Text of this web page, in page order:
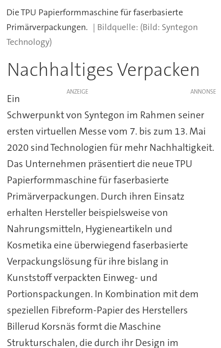
Die TPU Papierformmaschine für faserbasierte
Primärverpackungen.
(Bild: Syntegon
Technology)
Nachhaltiges Verpacken
ANZEIGE
Ein
Schwerpunkt von Syntegon im Rahmen seiner
ersten virtuellen Messe vom 7. bis zum 13. Mai
2020 sind Technologien für mehr Nachhaltigkeit.
Das Unternehmen präsentiert die neue TPU
Papierformmaschine für faserbasierte
Primärverpackungen. Durch ihren Einsatz
erhalten Hersteller beispielsweise von
Nahrungsmitteln, Hygieneartikeln und
Kosmetika eine überwiegend faserbasierte
Verpackungslösung für ihre bislang in
Kunststoff verpackten Einweg- und
Portionspackungen. In Kombination mit dem
speziellen Fibreform-Papier des Herstellers
Billerud Korsnäs formt die Maschine
Strukturschalen, die durch ihr Design im